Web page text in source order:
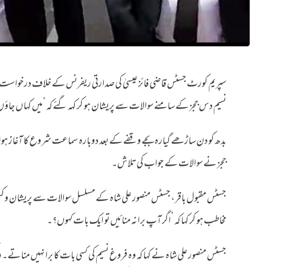
میں کہاں جاؤں؟ فروغ نسیم کا ججز سے سوال
سپریم کورٹ جسٹس قاضی فائز عیسیٰ کی صدارتی ریفرنس کے خلاف
نسیم دس ججز کے سامنے سوالات سے پریشان ہو کر کہہ گئے کہ ’میں کہاں
بدھ کو دن ساڑھے گیارہ بجے وقفے کے بعد دوبارہ سماعت شروع کا آغاز
ججز نے سوالات کے جواب کی تلاش۔
جسٹس مقبول باقر، جسٹس منصور علی شاہ کے مسلسل سوالات سے پریشان
مخاطب ہو کر کہا کہ ’اگر آپ برا نہ منائیں تو ایک بات کہوں؟۔
جسٹس منصور علی شاہ نے کہا کہ وہ فروغ نسیم کی کسی بات کا برا نہیں مناتے۔